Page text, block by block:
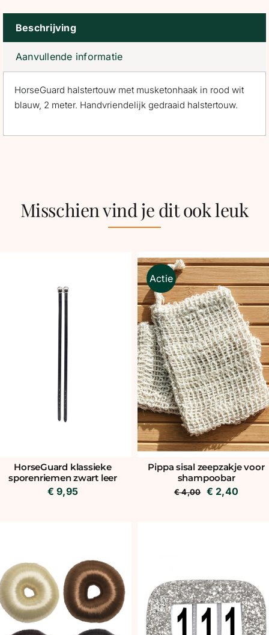
Beschrijving
Aanvullende informatie
HorseGuard halstertouw met musketonhaak in rood wit
blauw, 2 meter. Handvriendelijk gedraaid halstertouw.
Misschien vind je dit ook leuk
HorseGuard klassieke
sporenriemen zwart leer
€ 9,95
Actie
Pippa sisal zeepzakje voor
shampoobar
€4,00 € 2,40